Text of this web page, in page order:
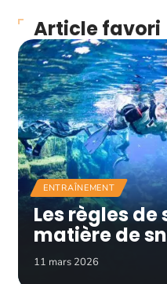
Article favori
ENTRAÎNEMENT
Les règles
matière de
11 mars 2026